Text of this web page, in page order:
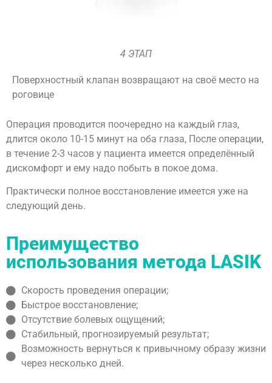
4 ЭТАП
Поверхностный клапан возвращают на своё место на
роговице
Операция проводится поочередно на каждый глаз,
длится около 10-15 минут на оба глаза, После операции,
в течение 2-3 часов у пациента имеется определённый
дискомфорт и ему надо побыть в покое дома.
Практически полное восстановление имеется уже на
следующий день.
Преимущество
использования метода LASIK
Скорость проведения операции;
Быстрое восстановление;
Отсутствие болевых ощущений;
Стабильный, прогнозируемый результат;
Возможность вернуться к привычному образу жизни
через несколько дней.